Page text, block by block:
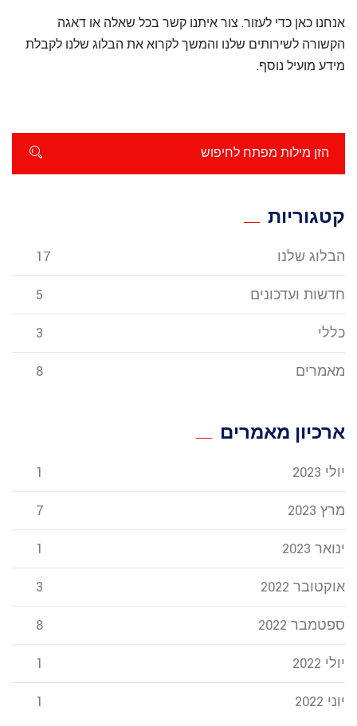
אנחנו כאן כדי לעזור. צור איתנו קשר בכל שאלה או דאגה
הקשורה לשירותים שלנו והמשך לקרוא את הבלוג שלנו לקבלת
מידע מועיל נוסף.
קטגוריות
הבלוג שלנו 17
חדשות ועדכונים 5
כללי 3
מאמרים 8
ארכיון מאמרים
יולי 2023 1
מרץ 2023 7
ינואר 2023 1
אוקטובר 2022 3
ספטמבר 2022 8
יולי 2022 1
יוני 2022 1